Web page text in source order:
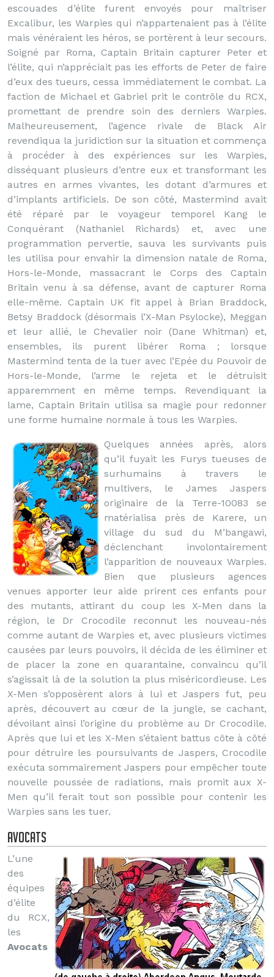
escouades d’élite furent envoyés pour maîtriser
Excalibur, les Warpies qui n’appartenaient pas à l’élite
mais vénéraient les héros, se portèrent à leur secours.
Soigné par Roma, Captain Britain capturer Peter et
l’élite, qui n’appréciait pas les efforts de Peter de faire
d’eux des tueurs, cessa immédiatement le combat. La
faction de Michael et Gabriel prit le contrôle du RCX,
promettant de prendre soin des derniers Warpies.
Malheureusement, l’agence rivale de Black Air
revendiqua la juridiction sur la situation et commença
à procéder à des expériences sur les Warpies,
disséquant plusieurs d’entre eux et transformant les
autres en armes vivantes, les dotant d’armures et
d’implants artificiels. De son côté, Mastermind avait
été réparé par le voyageur temporel Kang le
Conquérant (Nathaniel Richards) et, avec une
programmation pervertie, sauva les survivants puis
les utilisa pour envahir la dimension natale de Roma,
Hors-le-Monde, massacrant le Corps des Captain
Britain venu à sa défense, avant de capturer Roma
elle-même. Captain UK fit appel à Brian Braddock,
Betsy Braddock (désormais l’X-Man Psylocke), Meggan
et leur allié, le Chevalier noir (Dane Whitman) et,
ensembles, ils purent libérer Roma ; lorsque
Mastermind tenta de la tuer avec l’Epée du Pouvoir de
Hors-le-Monde, l’arme le rejeta et le détruisit
apparemment en même temps. Revendiquant la
lame, Captain Britain utilisa sa magie pour redonner
une forme humaine normale à tous les Warpies.
Quelques années après, alors
qu’il fuyait les Furys tueuses de
surhumains à travers le
multivers, le James Jaspers
originaire de la Terre-10083 se
matérialisa près de Karere, un
village du sud du M’bangawi,
déclenchant involontairement
l’apparition de nouveaux Warpies.
Bien que plusieurs agences
venues apporter leur aide prirent ces enfants pour
des mutants, attirant du coup les X-Men dans la
région, le Dr Crocodile reconnut les nouveau-nés
comme autant de Warpies et, avec plusieurs victimes
causées par leurs pouvoirs, il décida de les éliminer et
de placer la zone en quarantaine, convaincu qu’il
s’agissait là de la solution la plus miséricordieuse. Les
X-Men s’opposèrent alors à lui et Jaspers fut, peu
après, découvert au cœur de la jungle, se cachant,
dévoilant ainsi l’origine du problème au Dr Crocodile.
Après que lui et les X-Men s’étaient battus côte à côté
pour détruire les poursuivants de Jaspers, Crocodile
exécuta sommairement Jaspers pour empêcher toute
nouvelle poussée de radiations, mais promit aux X-
Men qu’il ferait tout son possible pour contenir les
Warpies sans les tuer.
Avocats
L’une
des
équipes
d’élite
du RCX,
les
Avocats